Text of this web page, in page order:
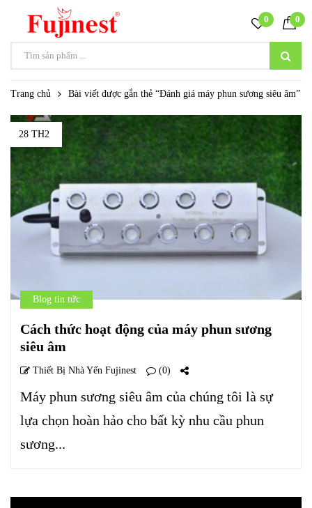
0 0
Trang chủ Bài viết được gắn thẻ “Đánh giá máy phun sương siêu âm”
28 TH2
Blog tin tức
Cách thức hoạt động của máy phun sương
siêu âm
Thiết Bị Nhà Yến Fujinest (0)
Máy phun sương siêu âm của chúng tôi là sự
lựa chọn hoàn hảo cho bất kỳ nhu cầu phun
sương...